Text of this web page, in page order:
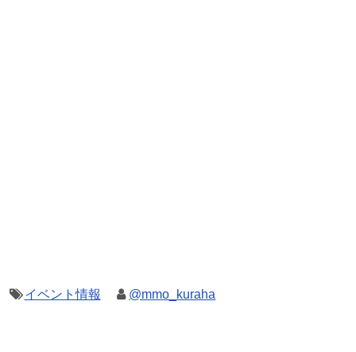
イベント情報 @mmo_kuraha